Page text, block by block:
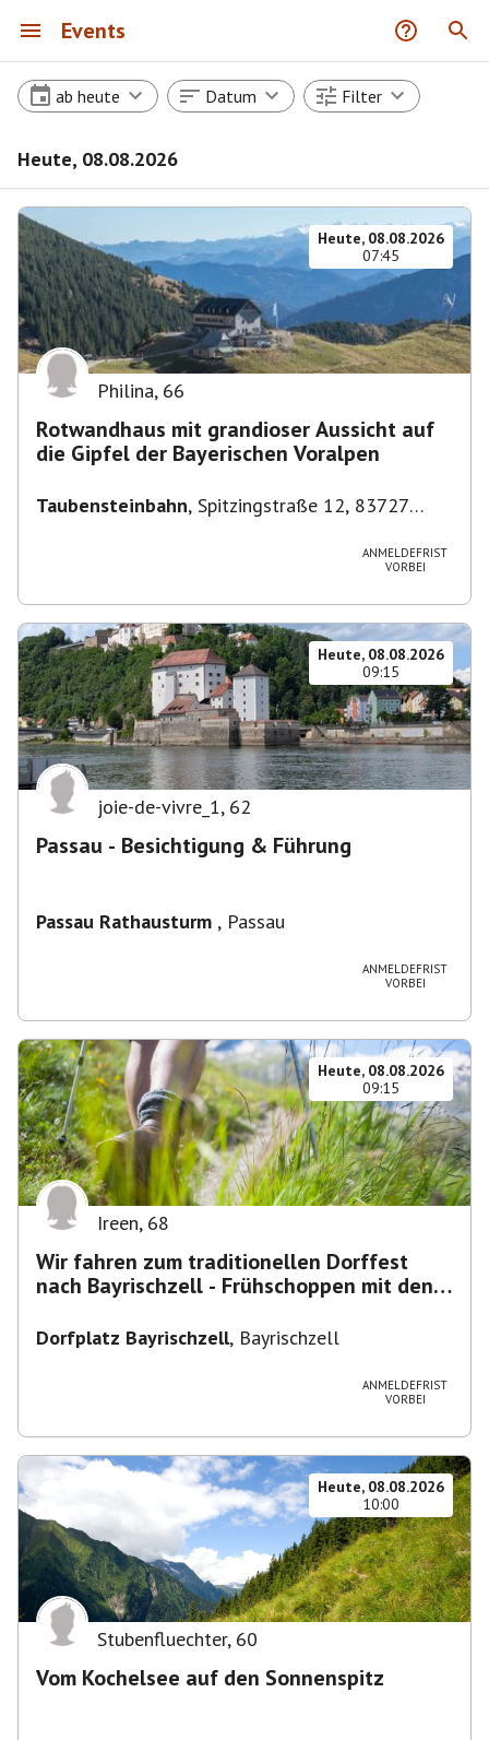
Events
ab heute Datum Filter
Heute, 08.08.2026
Heute, 08.08.2026
07:45
Philina, 66
Rotwandhaus mit grandioser Aussicht auf
die Gipfel der Bayerischen Voralpen
Taubensteinbahn, Spitzingstraße 12, 83727
ANMELDEFRIST
VORBEI
Heute, 08.08.2026
09:15
joie-de-vivre_1, 62
Passau - Besichtigung & Führung
Passau Rathausturm , Passau
ANMELDEFRIST
VORBEI
Heute, 08.08.2026
09:15
Ireen, 68
Wir fahren zum traditionellen Dorffest
nach Bayrischzell - Frühschoppen mit den
Dorfplatz Bayrischzell, Bayrischzell
ANMELDEFRIST
VORBEI
Heute, 08.08.2026
10:00
Stubenfluechter, 60
Vom Kochelsee auf den Sonnenspitz